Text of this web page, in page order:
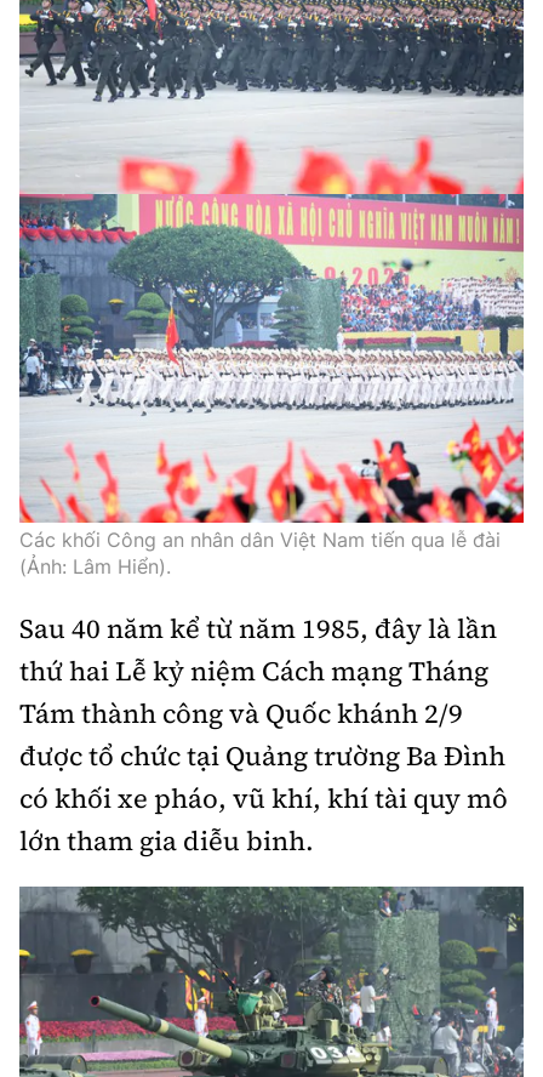
Các khối Công an nhân dân Việt Nam tiến qua lễ đài
(Ảnh: Lâm Hiển).
Sau 40 năm kể từ năm 1985, đây là lần
thứ hai Lễ kỷ niệm Cách mạng Tháng
Tám thành công và Quốc khánh 2/9
được tổ chức tại Quảng trường Ba Đình
có khối xe pháo, vũ khí, khí tài quy mô
lớn tham gia diễu binh.